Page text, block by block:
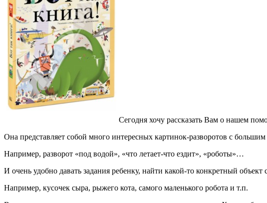
Сегодня хочу рассказать Вам о нашем
Она представляет собой много интересных картинок-разворотов с
Например, разворот «под водой», «что летает-что ездит», «роботы»…
И очень удобно давать задания ребенку, найти какой-то конкретный
Например, кусочек сыра, рыжего кота, самого маленького робота и т.п.